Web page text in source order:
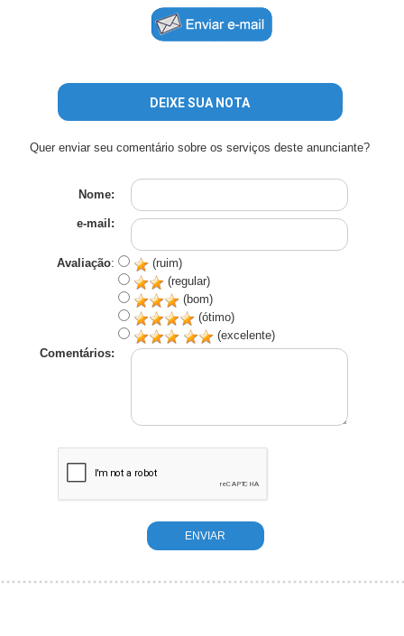
DEIXE SUA NOTA
Quer enviar seu comentário sobre os serviços deste anunciante?
Nome:
e-mail:
Avaliação:
(ruim)
(regular)
(bom)
(ótimo)
(excelente)
Comentários: